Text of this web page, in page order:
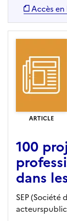
Accès en
ARTICLE
100
dans
SEP (Société